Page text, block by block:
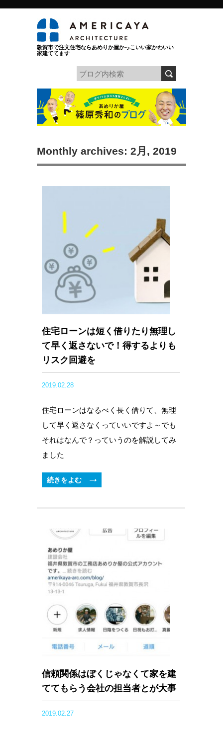
敦賀市で注文住宅ならあめりか屋かっこいい家かわいい
家建ててます
Monthly archives: 2月, 2019
住宅ローンは短く借りたり無理し
て早く返さないで！得するよりも
リスク回避を
2019.02.28
住宅ローンはなるべく長く借りて、無理
して早く返さなくっていいですよ～でも
それはなんで？っていうのを解説してみ
ました
続きをよむ
信頼関係はぼくじゃなくて家を建
ててもらう会社の担当者とが大事
2019.02.27